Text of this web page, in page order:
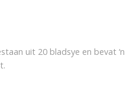
uit 20 bladsye en bevat ‘n